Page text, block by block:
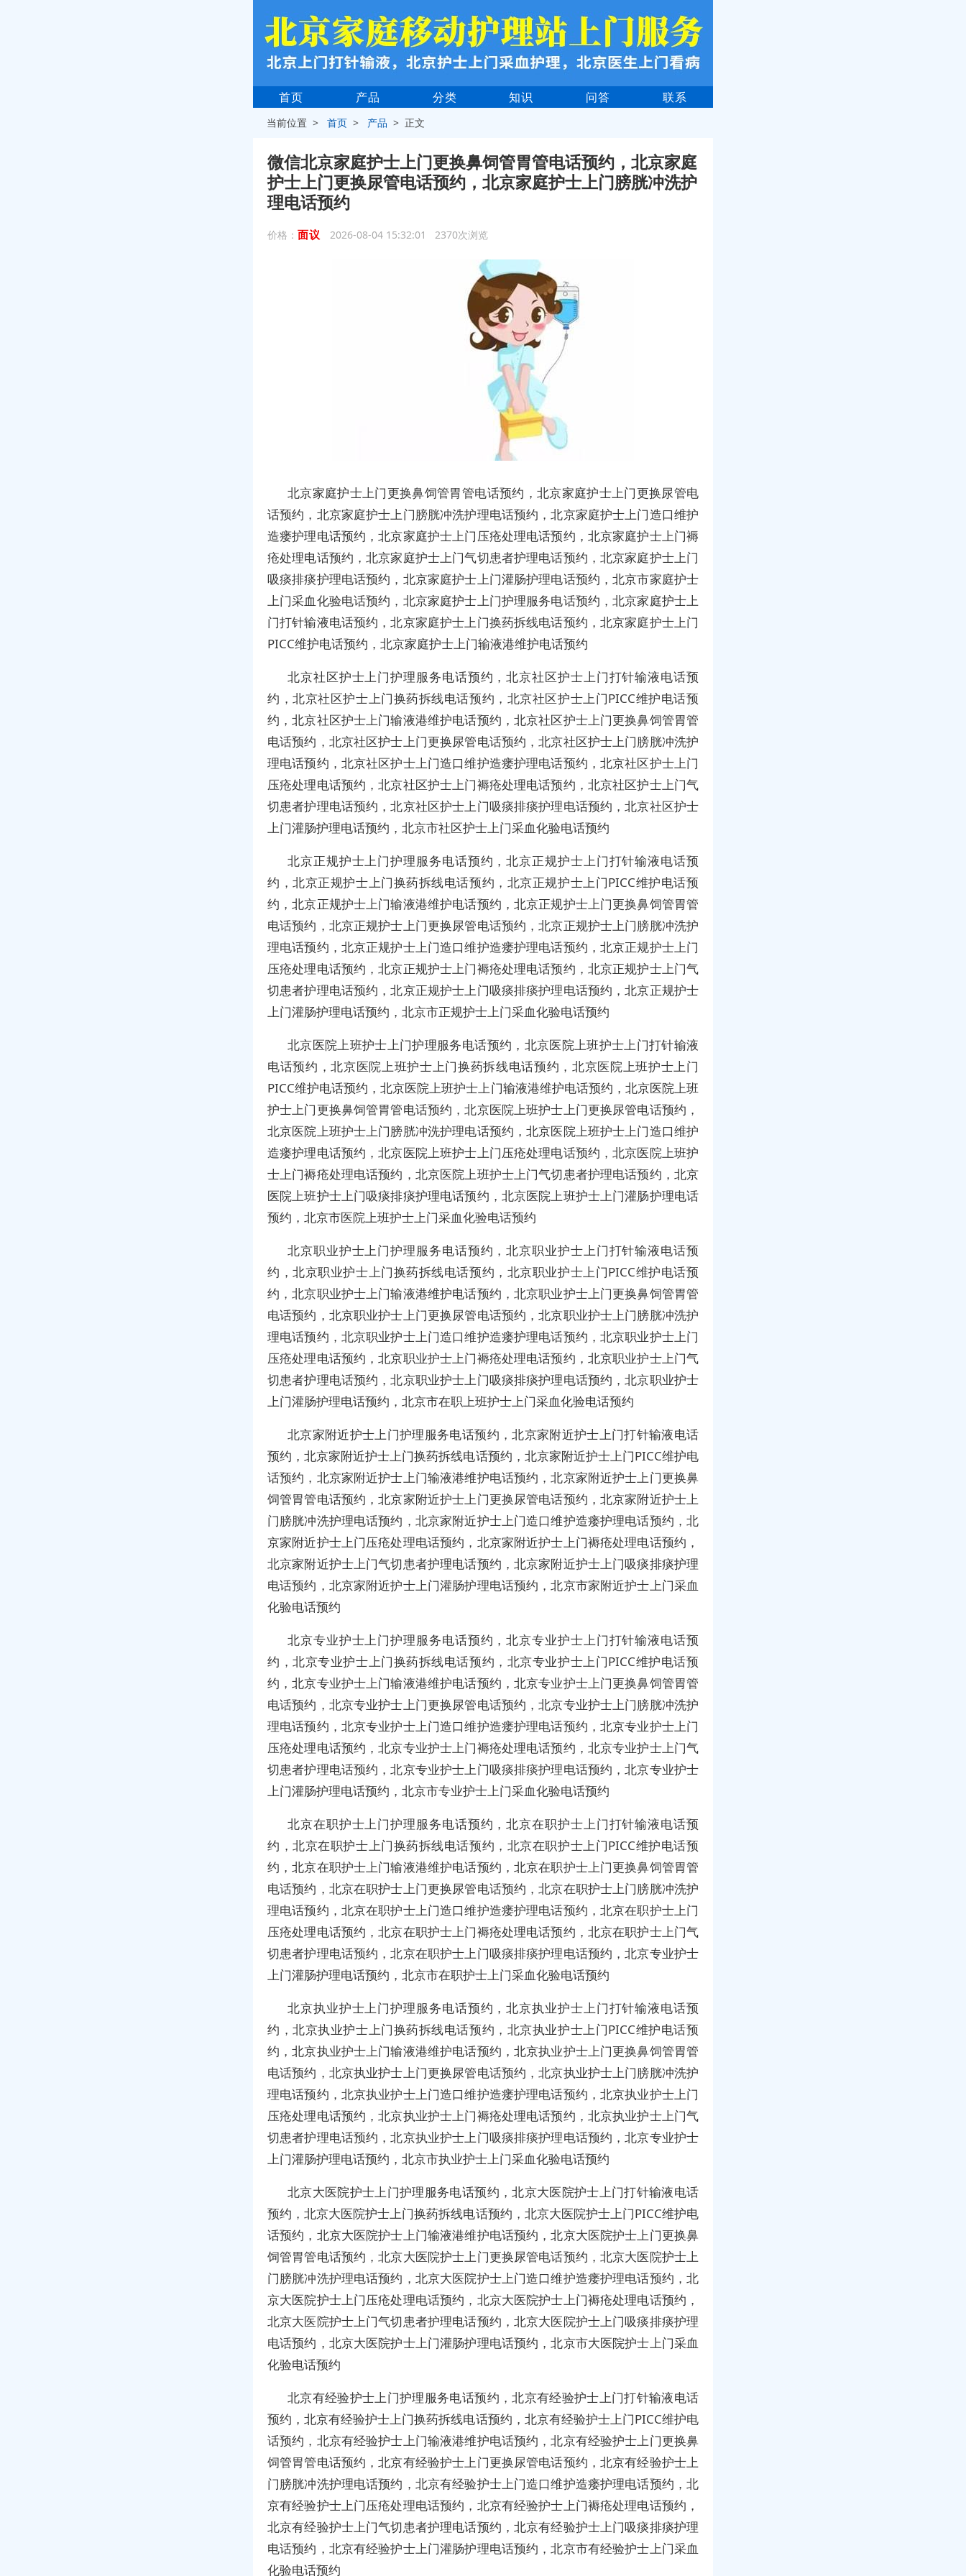
首页 产品 分类 知识 问答 联系
当前位置 >首页 > 产品 > 正文
微信北京家庭护士上门更换鼻饲管胃管电话预约，北京家庭
护士上门更换尿管电话预约，北京家庭护士上门膀胱冲洗护
理电话预约
价格： 面议 2026-08-04 15:32:01 2370次浏览
北京家庭护士上门更换鼻饲管胃管电话预约，北京家庭护士上门更换尿管电
话预约，北京家庭护士上门膀胱冲洗护理电话预约，北京家庭护士上门造口维护
造瘘护理电话预约，北京家庭护士上门压疮处理电话预约，北京家庭护士上门褥
疮处理电话预约，北京家庭护士上门气切患者护理电话预约，北京家庭护士上门
吸痰排痰护理电话预约，北京家庭护士上门灌肠护理电话预约，北京市家庭护士
上门采血化验电话预约，北京家庭护士上门护理服务电话预约，北京家庭护士上
门打针输液电话预约，北京家庭护士上门换药拆线电话预约，北京家庭护士上门
PICC维护电话预约，北京家庭护士上门输液港维护电话预约
北京社区护士上门护理服务电话预约，北京社区护士上门打针输液电话预
约，北京社区护士上门换药拆线电话预约，北京社区护士上门PICC维护电话预
约，北京社区护士上门输液港维护电话预约，北京社区护士上门更换鼻饲管胃管
电话预约，北京社区护士上门更换尿管电话预约，北京社区护士上门膀胱冲洗护
理电话预约，北京社区护士上门造口维护造瘘护理电话预约，北京社区护士上门
压疮处理电话预约，北京社区护士上门褥疮处理电话预约，北京社区护士上门气
切患者护理电话预约，北京社区护士上门吸痰排痰护理电话预约，北京社区护士
上门灌肠护理电话预约，北京市社区护士上门采血化验电话预约
北京正规护士上门护理服务电话预约，北京正规护士上门打针输液电话预
约，北京正规护士上门换药拆线电话预约，北京正规护士上门PICC维护电话预
约，北京正规护士上门输液港维护电话预约，北京正规护士上门更换鼻饲管胃管
电话预约，北京正规护士上门更换尿管电话预约，北京正规护士上门膀胱冲洗护
理电话预约，北京正规护士上门造口维护造瘘护理电话预约，北京正规护士上门
压疮处理电话预约，北京正规护士上门褥疮处理电话预约，北京正规护士上门气
切患者护理电话预约，北京正规护士上门吸痰排痰护理电话预约，北京正规护士
上门灌肠护理电话预约，北京市正规护士上门采血化验电话预约
北京医院上班护士上门护理服务电话预约，北京医院上班护士上门打针输液
电话预约，北京医院上班护士上门换药拆线电话预约，北京医院上班护士上门
PICC维护电话预约，北京医院上班护士上门输液港维护电话预约，北京医院上班
护士上门更换鼻饲管胃管电话预约，北京医院上班护士上门更换尿管电话预约，
北京医院上班护士上门膀胱冲洗护理电话预约，北京医院上班护士上门造口维护
造瘘护理电话预约，北京医院上班护士上门压疮处理电话预约，北京医院上班护
士上门褥疮处理电话预约，北京医院上班护士上门气切患者护理电话预约，北京
医院上班护士上门吸痰排痰护理电话预约，北京医院上班护士上门灌肠护理电话
预约，北京市医院上班护士上门采血化验电话预约
北京职业护士上门护理服务电话预约，北京职业护士上门打针输液电话预
约，北京职业护士上门换药拆线电话预约，北京职业护士上门PICC维护电话预
约，北京职业护士上门输液港维护电话预约，北京职业护士上门更换鼻饲管胃管
电话预约，北京职业护士上门更换尿管电话预约，北京职业护士上门膀胱冲洗护
理电话预约，北京职业护士上门造口维护造瘘护理电话预约，北京职业护士上门
压疮处理电话预约，北京职业护士上门褥疮处理电话预约，北京职业护士上门气
切患者护理电话预约，北京职业护士上门吸痰排痰护理电话预约，北京职业护士
上门灌肠护理电话预约，北京市在职上班护士上门采血化验电话预约
北京家附近护士上门护理服务电话预约，北京家附近护士上门打针输液电话
预约，北京家附近护士上门换药拆线电话预约，北京家附近护士上门PICC维护电
话预约，北京家附近护士上门输液港维护电话预约，北京家附近护士上门更换鼻
饲管胃管电话预约，北京家附近护士上门更换尿管电话预约，北京家附近护士上
门膀胱冲洗护理电话预约，北京家附近护士上门造口维护造瘘护理电话预约，北
京家附近护士上门压疮处理电话预约，北京家附近护士上门褥疮处理电话预约，
北京家附近护士上门气切患者护理电话预约，北京家附近护士上门吸痰排痰护理
电话预约，北京家附近护士上门灌肠护理电话预约，北京市家附近护士上门采血
化验电话预约
北京专业护士上门护理服务电话预约，北京专业护士上门打针输液电话预
约，北京专业护士上门换药拆线电话预约，北京专业护士上门PICC维护电话预
约，北京专业护士上门输液港维护电话预约，北京专业护士上门更换鼻饲管胃管
电话预约，北京专业护士上门更换尿管电话预约，北京专业护士上门膀胱冲洗护
理电话预约，北京专业护士上门造口维护造瘘护理电话预约，北京专业护士上门
压疮处理电话预约，北京专业护士上门褥疮处理电话预约，北京专业护士上门气
切患者护理电话预约，北京专业护士上门吸痰排痰护理电话预约，北京专业护士
上门灌肠护理电话预约，北京市专业护士上门采血化验电话预约
北京在职护士上门护理服务电话预约，北京在职护士上门打针输液电话预
约，北京在职护士上门换药拆线电话预约，北京在职护士上门PICC维护电话预
约，北京在职护士上门输液港维护电话预约，北京在职护士上门更换鼻饲管胃管
电话预约，北京在职护士上门更换尿管电话预约，北京在职护士上门膀胱冲洗护
理电话预约，北京在职护士上门造口维护造瘘护理电话预约，北京在职护士上门
压疮处理电话预约，北京在职护士上门褥疮处理电话预约，北京在职护士上门气
切患者护理电话预约，北京在职护士上门吸痰排痰护理电话预约，北京专业护士
上门灌肠护理电话预约，北京市在职护士上门采血化验电话预约
北京执业护士上门护理服务电话预约，北京执业护士上门打针输液电话预
约，北京执业护士上门换药拆线电话预约，北京执业护士上门PICC维护电话预
约，北京执业护士上门输液港维护电话预约，北京执业护士上门更换鼻饲管胃管
电话预约，北京执业护士上门更换尿管电话预约，北京执业护士上门膀胱冲洗护
理电话预约，北京执业护士上门造口维护造瘘护理电话预约，北京执业护士上门
压疮处理电话预约，北京执业护士上门褥疮处理电话预约，北京执业护士上门气
切患者护理电话预约，北京执业护士上门吸痰排痰护理电话预约，北京专业护士
上门灌肠护理电话预约，北京市执业护士上门采血化验电话预约
北京大医院护士上门护理服务电话预约，北京大医院护士上门打针输液电话
预约，北京大医院护士上门换药拆线电话预约，北京大医院护士上门PICC维护电
话预约，北京大医院护士上门输液港维护电话预约，北京大医院护士上门更换鼻
饲管胃管电话预约，北京大医院护士上门更换尿管电话预约，北京大医院护士上
门膀胱冲洗护理电话预约，北京大医院护士上门造口维护造瘘护理电话预约，北
京大医院护士上门压疮处理电话预约，北京大医院护士上门褥疮处理电话预约，
北京大医院护士上门气切患者护理电话预约，北京大医院护士上门吸痰排痰护理
电话预约，北京大医院护士上门灌肠护理电话预约，北京市大医院护士上门采血
化验电话预约
北京有经验护士上门护理服务电话预约，北京有经验护士上门打针输液电话
预约，北京有经验护士上门换药拆线电话预约，北京有经验护士上门PICC维护电
话预约，北京有经验护士上门输液港维护电话预约，北京有经验护士上门更换鼻
饲管胃管电话预约，北京有经验护士上门更换尿管电话预约，北京有经验护士上
门膀胱冲洗护理电话预约，北京有经验护士上门造口维护造瘘护理电话预约，北
京有经验护士上门压疮处理电话预约，北京有经验护士上门褥疮处理电话预约，
北京有经验护士上门气切患者护理电话预约，北京有经验护士上门吸痰排痰护理
电话预约，北京有经验护士上门灌肠护理电话预约，北京市有经验护士上门采血
化验电话预约